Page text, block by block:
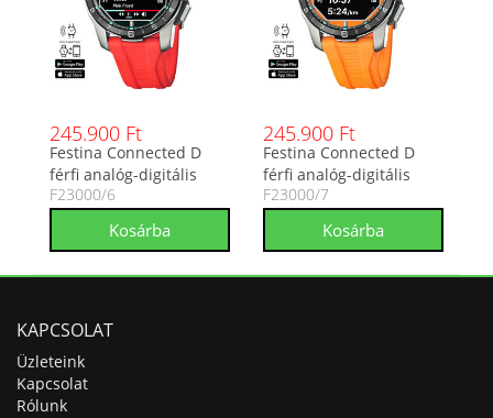
245.900 Ft
Festina Connected D
férfi analóg-digitális
karóra F23000/6
F23000/6
245.900 Ft
Festina Connected D
férfi analóg-digitális
karóra F23000/7
F23000/7
KAPCSOLAT
Üzleteink
Kapcsolat
Rólunk